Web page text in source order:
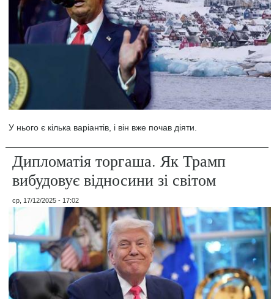
У нього є кілька варіантів, і він вже почав діяти.
Дипломатія торгаша. Як Трамп
вибудовує відносини зі світом
ср, 17/12/2025 - 17:02